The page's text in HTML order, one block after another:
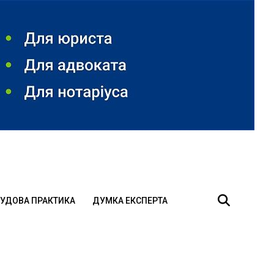
ПРАКТИКА ДУМКА ЕКСПЕРТА